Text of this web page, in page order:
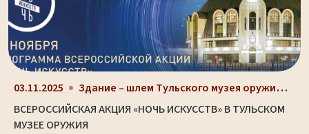
03.11.2025 Здание – шлем Тульского музея оружия (ул. Октябрьс...
ВСЕРОССИЙСКАЯ АКЦИЯ «НОЧЬ ИСКУССТВ» В ТУЛЬСКОМ
МУЗЕЕ ОРУЖИЯ